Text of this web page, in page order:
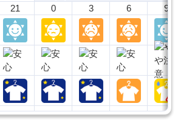
21 0 3 6 9